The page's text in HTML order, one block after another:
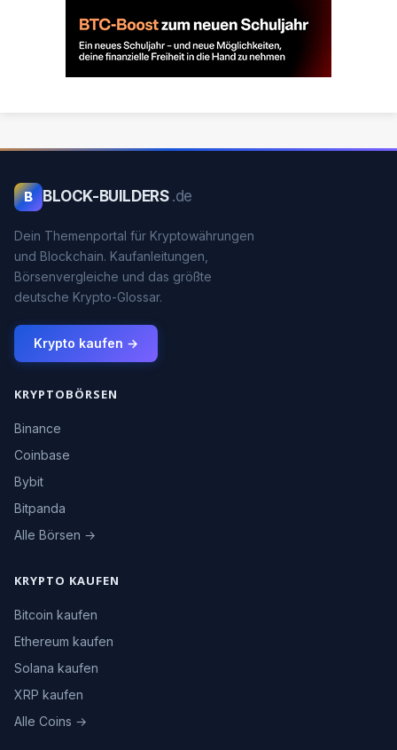
B BLOCK-BUILDERS .de
Dein Themenportal für Kryptowährungen
und Blockchain. Kaufanleitungen,
Börsenvergleiche und das größte
deutsche Krypto-Glossar.
Krypto kaufen →
KRYPTOBÖRSEN
Binance
Coinbase
Bybit
Bitpanda
Alle Börsen →
KRYPTO KAUFEN
Bitcoin kaufen
Ethereum kaufen
Solana kaufen
XRP kaufen
Alle Coins →